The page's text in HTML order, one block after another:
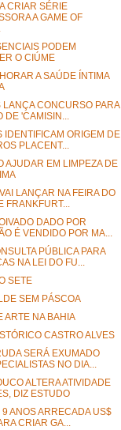
CRIAR SÉRIE
A GAME OF
PODEM
O CIÚME
A SAÚDE ÍNTIMA
LANÇA CONCURSO PARA
DE 'CAMISIN...
IDENTIFICAM ORIGEM DE
PLACENT...
AJUDAR EM LIMPEZA DE
LANÇAR NA FEIRA DO
FRANKFURT...
DADO POR
É VENDIDO POR MA...
PÚBLICA PARA
NA LEI DO FU...
SETE
SEM PÁSCOA
ARTE NA BAHIA
CASTRO ALVES
SERÁ EXUMADO
NO DIA...
ALTERA ATIVIDADE
DIZ ESTUDO
9 ANOS ARRECADA US$
CRIAR GA...